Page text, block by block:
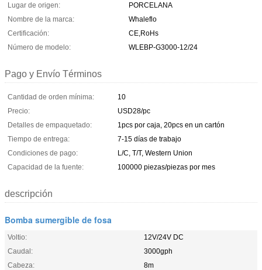
Lugar de origen:
PORCELANA
Nombre de la marca:
Whaleflo
Certificación:
CE,RoHs
Número de modelo:
WLEBP-G3000-12/24
Pago y Envío Términos
Cantidad de orden mínima:
10
Precio:
USD28/pc
Detalles de empaquetado:
1pcs por caja, 20pcs en un cartón
Tiempo de entrega:
7-15 días de trabajo
Condiciones de pago:
L/C, T/T, Western Union
Capacidad de la fuente:
100000 piezas/piezas por mes
descripción
Bomba sumergible de fosa
Voltio:
12V/24V DC
Caudal:
3000gph
Cabeza:
8m